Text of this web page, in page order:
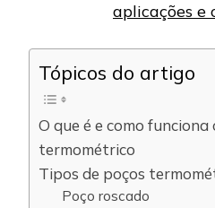
aplicações e
Tópicos do artigo
O que é e como funciona
termométrico
Tipos de poços
Poço roscado